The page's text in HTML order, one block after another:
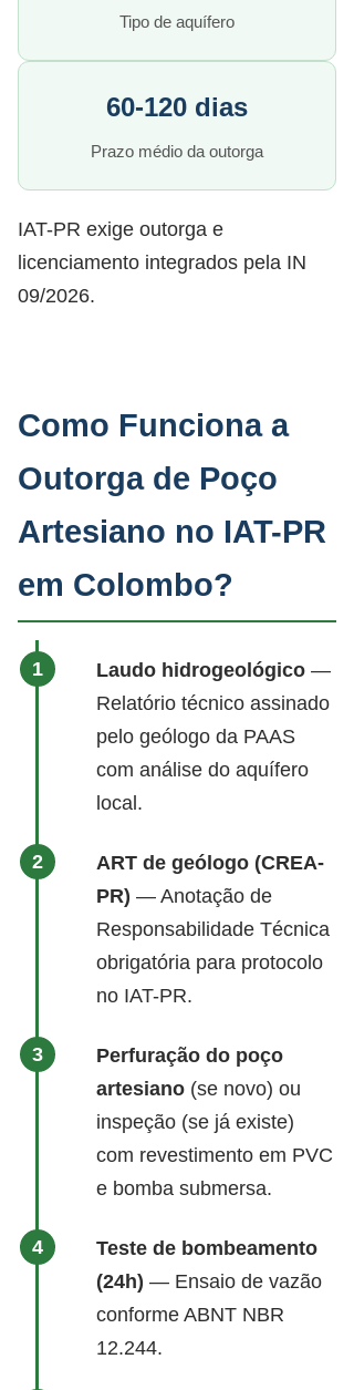
Tipo de aquífero
60-120 dias
Prazo médio da outorga
IAT-PR exige outorga e
licenciamento integrados pela IN
09/2026.
Como Funciona a
Outorga de Poço
Artesiano no IAT-PR
em Colombo?
Laudo hidrogeológico —
Relatório técnico assinado
pelo geólogo da PAAS
com análise do aquífero
local.
ART de geólogo (CREA-
PR) — Anotação de
Responsabilidade Técnica
obrigatória para protocolo
no IAT-PR.
Perfuração do poço
artesiano (se novo) ou
inspeção (se já existe)
com revestimento em PVC
e bomba submersa.
Teste de bombeamento
(24h) — Ensaio de vazão
conforme ABNT NBR
12.244.